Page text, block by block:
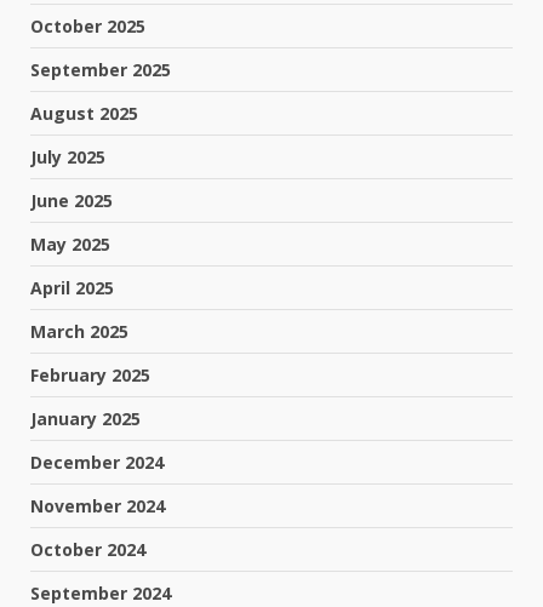
October 2025
September 2025
August 2025
July 2025
June 2025
May 2025
April 2025
March 2025
February 2025
January 2025
December 2024
November 2024
October 2024
September 2024